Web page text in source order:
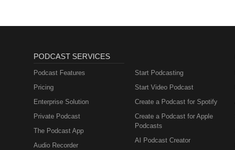
PODCAST SERVICES
Podcast Features
Pricing
Enterprise Solution
Private Podcast
The Podcast App
Audio Recorder
Start Podcasting
Start Video Podcast
Create a Podcast for Spotify
Create a Podcast for Apple
Podcasts
AI Podcast Creator